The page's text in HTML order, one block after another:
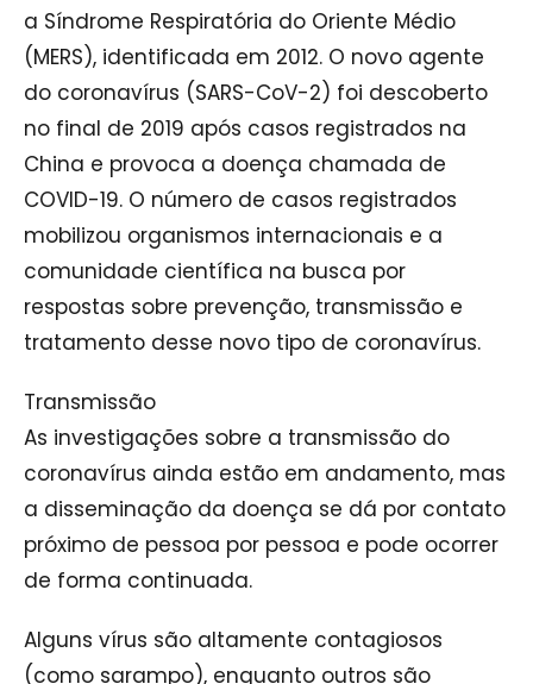
a Síndrome Respiratória do Oriente Médio
(MERS), identificada em 2012. O novo agente
do coronavírus (SARS-CoV-2) foi descoberto
no final de 2019 após casos registrados na
China e provoca a doença chamada de
COVID-19. O número de casos registrados
mobilizou organismos internacionais e a
comunidade científica na busca por
respostas sobre prevenção, transmissão e
tratamento desse novo tipo de coronavírus.
Transmissão
As investigações sobre a transmissão do
coronavírus ainda estão em andamento, mas
a disseminação da doença se dá por contato
próximo de pessoa por pessoa e pode ocorrer
de forma continuada.
Alguns vírus são altamente contagiosos
(como sarampo), enquanto outros são